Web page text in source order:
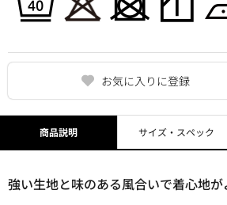
お気に入りに登録
商品説明
強い生地と味のある風合いで着心地が
サイズ・スペック